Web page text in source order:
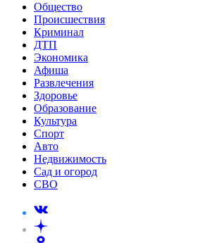
Общество
Происшествия
Криминал
ДТП
Экономика
Афиша
Развлечения
Здоровье
Образование
Культура
Спорт
Авто
Недвижимость
Сад и огород
СВО